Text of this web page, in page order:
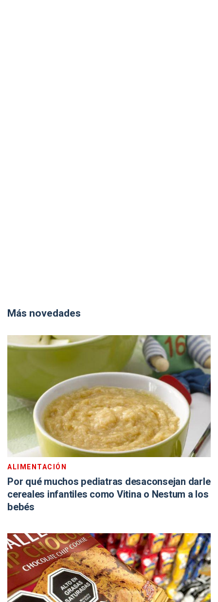
Más novedades
ALIMENTACIÓN
Por qué muchos pediatras desaconsejan darle
cereales infantiles como Vitina o Nestum a los
bebés